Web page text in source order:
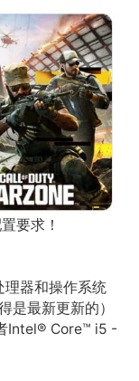
要求！
器和操作系统
最新更新的）
Intel® Core™ i5 -